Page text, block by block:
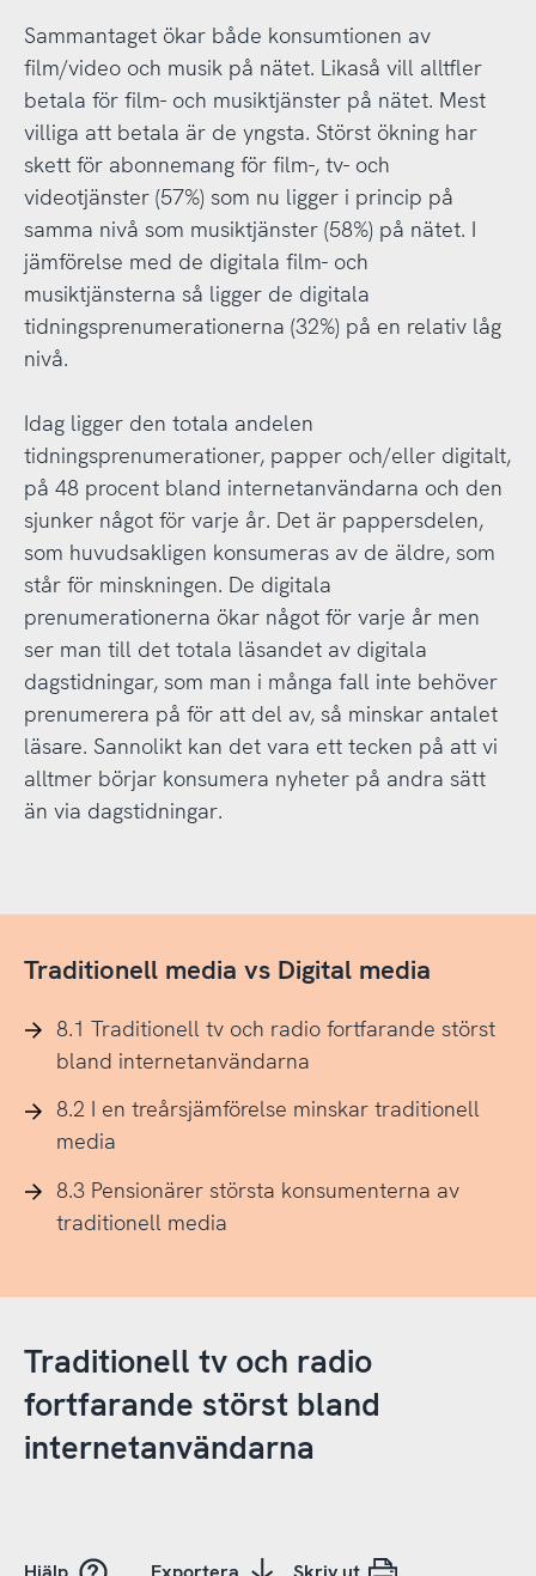
Sammantaget ökar både konsumtionen av
film/video och musik på nätet. Likaså vill alltfler
betala för film- och musiktjänster på nätet. Mest
villiga att betala är de yngsta. Störst ökning har
skett för abonnemang för film-, tv- och
videotjänster (57%) som nu ligger i princip på
samma nivå som musiktjänster (58%) på nätet. I
jämförelse med de digitala film- och
musiktjänsterna så ligger de digitala
tidningsprenumerationerna (32%) på en relativ låg
nivå.
Idag ligger den totala andelen
tidningsprenumerationer, papper och/eller digitalt,
på 48 procent bland internetanvändarna och den
sjunker något för varje år. Det är pappersdelen,
som huvudsakligen konsumeras av de äldre, som
står för minskningen. De digitala
prenumerationerna ökar något för varje år men
ser man till det totala läsandet av digitala
dagstidningar, som man i många fall inte behöver
prenumerera på för att del av, så minskar antalet
läsare. Sannolikt kan det vara ett tecken på att vi
alltmer börjar konsumera nyheter på andra sätt
än via dagstidningar.
Traditionell media vs Digital media
8.1 Traditionell tv och radio fortfarande störst
bland internetanvändarna
8.2 I en treårsjämförelse minskar traditionell
media
8.3 Pensionärer största konsumenterna av
traditionell media
Traditionell tv och radio
fortfarande störst bland
internetanvändarna